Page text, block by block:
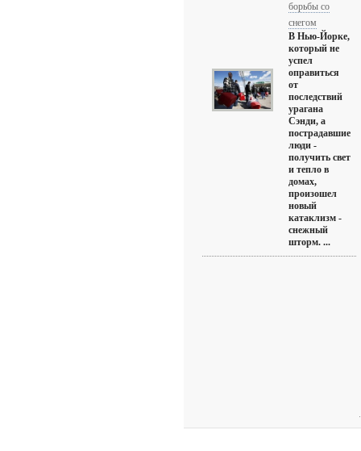
борьбы со
снегом
В Нью-Йорке,
который не
успел
оправиться
от
последствий
урагана
Сэнди, а
пострадавшие
люди -
получить свет
и тепло в
домах,
произошел
новый
катаклизм -
снежный
шторм. ...